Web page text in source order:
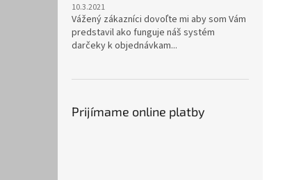
10.3.2021
Vážený zákazníci dovoľte mi aby som Vám
predstavil ako funguje náš systém
darčeky k objednávkam...
Prijímame online platby